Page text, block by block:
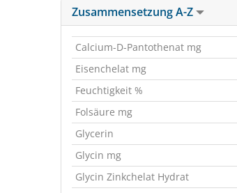
Zusammensetzung A-Z
Calcium-D-Pantothenat mg
Eisenchelat mg
Feuchtigkeit %
Folsäure mg
Glycerin
Glycin mg
Glycin Zinkchelat Hydrat